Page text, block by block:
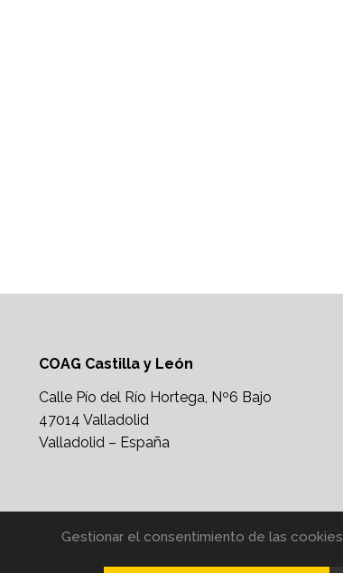
Gestionar el consentimiento de las cookies
COAG Castilla y León
Calle Pío del Río Hortega, Nº6 Bajo
47014 Valladolid
Valladolid – España